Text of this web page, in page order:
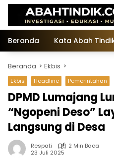
Langsung
konten
Beranda
Kata Abah
Beranda Ekbis
Ekbis Headline Pemerintahan
DPMD Lumajang
“Ngopeni Deso”
Langsung di Desa
Respati
2 Min Baca
23 Juli 2025